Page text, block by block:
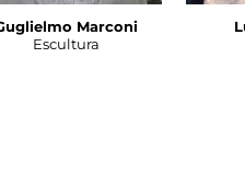
Marconi
Escultura